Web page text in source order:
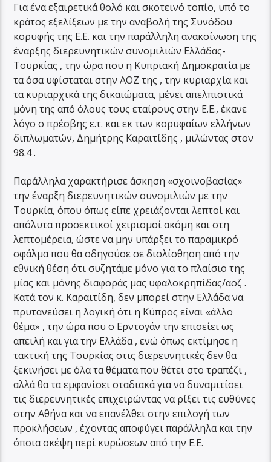
Για ένα εξαιρετικά θολό και σκοτεινό τοπίο, υπό το
κράτος εξελίξεων με την αναβολή της Συνόδου
κορυφής της Ε.Ε. και την παράλληλη ανακοίνωση της
έναρξης διερευνητικών συνομιλιών Ελλάδας-
Τουρκίας , την ώρα που η Κυπριακή Δημοκρατία με
τα όσα υφίσταται στην ΑΟΖ της , την κυριαρχία και
τα κυριαρχικά της δικαιώματα, μένει απελπιστικά
μόνη της από όλους τους εταίρους στην Ε.Ε., έκανε
λόγο ο πρέσβης ε.τ. και εκ των κορυφαίων ελλήνων
διπλωματών, Δημήτρης Καραιτίδης , μιλώντας στον
98.4 .
Παράλληλα χαρακτήρισε άσκηση «σχοινοβασίας»
την έναρξη διερευνητικών συνομιλιών με την
Τουρκία, όπου όπως είπε χρειάζονται λεπτοί και
απόλυτα προσεκτικοί χειρισμοί ακόμη και στη
λεπτομέρεια, ώστε να μην υπάρξει το παραμικρό
σφάλμα που θα οδηγούσε σε διολίσθηση από την
εθνική θέση ότι συζητάμε μόνο για το πλαίσιο της
μίας και μόνης διαφοράς μας υφαλοκρηπίδας/αοζ .
Κατά τον κ. Καραιτίδη, δεν μπορεί στην Ελλάδα να
πρυτανεύσει η λογική ότι η Κύπρος είναι «άλλο
θέμα» , την ώρα που ο Ερντογάν την επισείει ως
απειλή και για την Ελλάδα , ενώ όπως εκτίμησε η
τακτική της Τουρκίας στις διερευνητικές δεν θα
ξεκινήσει με όλα τα θέματα που θέτει στο τραπέζι ,
αλλά θα τα εμφανίσει σταδιακά για να δυναμιτίσει
τις διερευνητικές επιχειρώντας να ρίξει τις ευθύνες
στην Αθήνα και να επανέλθει στην επιλογή των
προκλήσεων , έχοντας αποφύγει παράλληλα και την
όποια σκέψη περί κυρώσεων από την Ε.Ε.